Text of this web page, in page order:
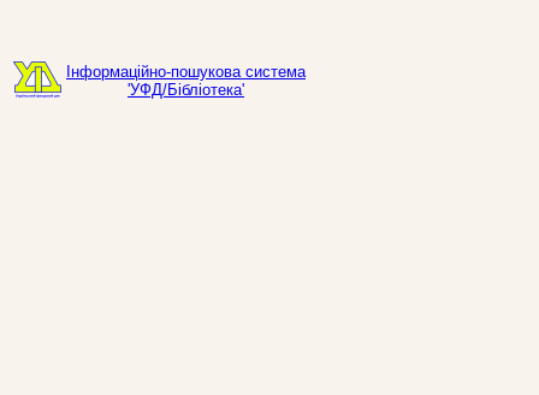
Інформаційно-пошукова система
'УФД/Бібліотека'